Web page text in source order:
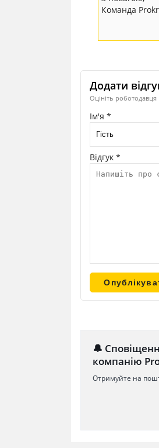
Команда
Додати
Оцініть
Ім'я *
Відгук *
🔔
компанію
Отримуйте на